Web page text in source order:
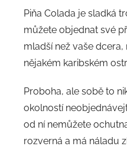
Piňa Colada je sladká
můžete objednat své
mladší než vaše
nějakém karibském
Proboha, ale sobě to
okolností
od ní nemůžete
rozverná a má náladu